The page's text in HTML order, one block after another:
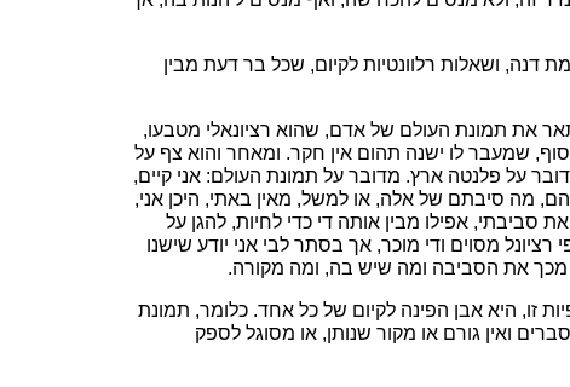
דנה, ושאלות רלוונטיות לקיום, שכל בר דעת מבין
את תמונת העולם של אדם, שהוא רציונאלי מטבעו,
שמעבר לו ישנה תהום אין חקר. ומאחר והוא צף על
על פלנטה ארץ. מדובר על תמונת העולם: אני קיים,
מה סיבתם של אלה, או למשל, מאין באתי, היכן אני,
סביבתי, אפילו מבין אותה די כדי לחיות, להגן על
מסוים ודי מוכר, אך בסתר לבי אני יודע שישנו
מכך את הסביבה ומה שיש בה, ומה מקורה.
זו, היא אבן הפינה לקיום של כל אחד. כלומר, תמונת
ואין גורם או מקור שנותן, או מסוגל לספק